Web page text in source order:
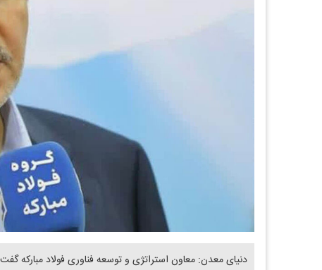
دنیای معدن: معاون استراتژی و توسعه فناوری فولاد مبارکه